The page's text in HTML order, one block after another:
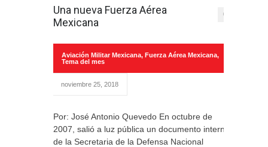
Una nueva Fuerza Aérea
Mexicana
0
Aviación Militar Mexicana, Fuerza Aérea Mexicana,
Tema del mes
noviembre 25, 2018
Por: José Antonio Quevedo En octubre de
2007, salió a luz pública un documento interno
de la Secretaria de la Defensa Nacional